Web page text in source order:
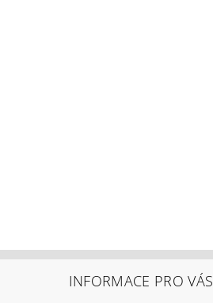
INFORMACE PRO VÁS